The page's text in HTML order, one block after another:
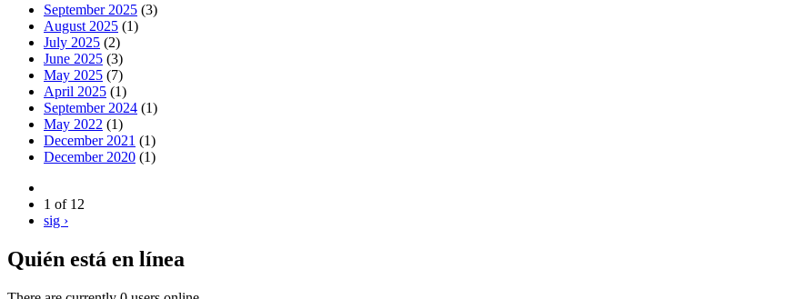
September 2025 (3)
August 2025 (1)
July 2025 (2)
June 2025 (3)
May 2025 (7)
April 2025 (1)
September 2024 (1)
May 2022 (1)
December 2021 (1)
December 2020 (1)
1 of 12
sig ›
Quién está en línea